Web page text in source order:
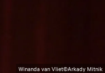
Winanda van Vliet©Arkady Mitnik